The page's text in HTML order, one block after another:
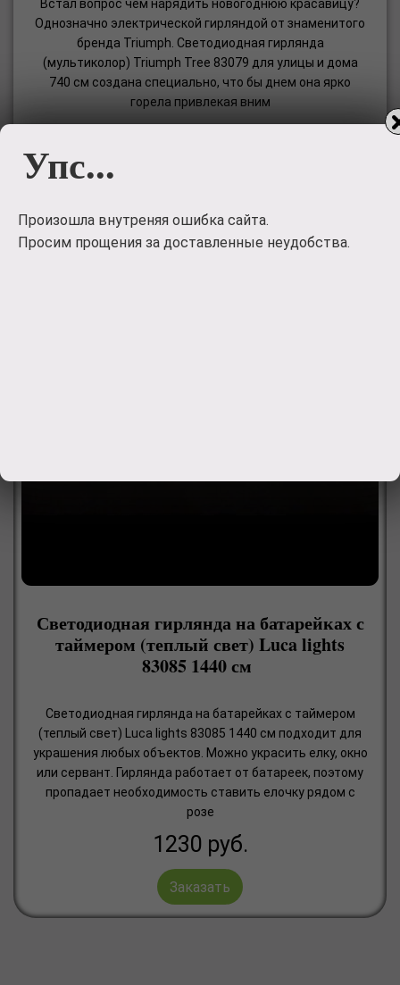
Встал вопрос чем нарядить новогоднюю красавицу?
Однозначно электрической гирляндой от знаменитого
бренда Triumph. Светодиодная гирлянда
(мультиколор) Triumph Tree 83079 для улицы и дома
740 см создана специально, что бы днем она ярко
горела привлекая вним
Светодиодная гирлянда на батарейках с
таймером (теплый свет) Luca lights
83085 1440 см
Светодиодная гирлянда на батарейках с таймером
(теплый свет) Luca lights 83085 1440 см подходит для
украшения любых объектов. Можно украсить елку, окно
или сервант. Гирлянда работает от батареек, поэтому
пропадает необходимость ставить елочку рядом с
розе
1230 руб.
Заказать
Упс...
Произошла внутреняя ошибка сайта.
Просим прощения за доставленные неудобства.